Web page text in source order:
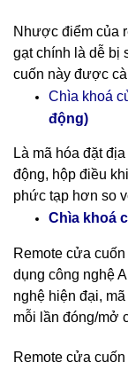
Nhược điểm của
gạt chính là dễ bị
cuốn này được
Chìa khoá
động)
Là mã hóa đặt
động, hộp điều
phức tạp hơn so
Chìa khoá
Remote cửa
dụng công nghệ
nghệ hiện đại,
mỗi lần đóng/mở
Remote cửa